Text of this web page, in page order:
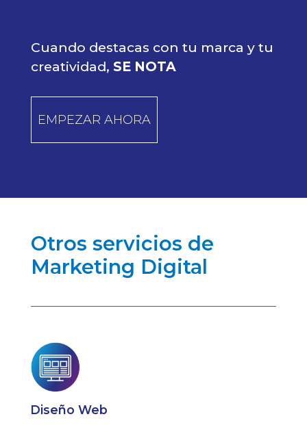
Cuando destacas con tu marca y tu
creatividad, SE NOTA
EMPEZAR AHORA
Otros servicios de
Marketing Digital
Diseño Web